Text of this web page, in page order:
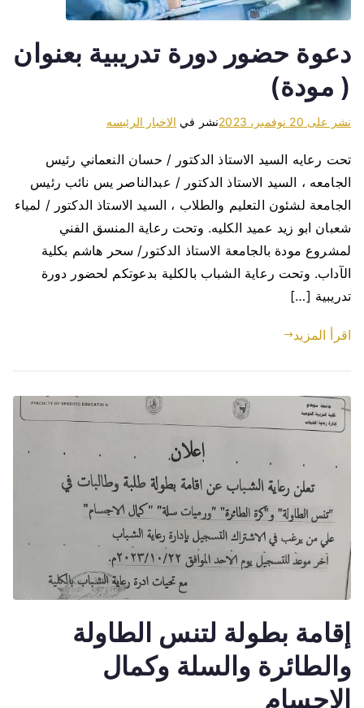
دعوة حضور دورة تدريبية بعنوان
( مودة)
نشر على 20 نوفمبر، 2023 نشر في الاخبار الرئيسه
تحت رعايه السيد الاستاذ الدكتور / حسان النعماني رئيس
الجامعه ، السيد الاستاذ الدكتور / عبدالناصر يس نائب رئيس
الجامعة لشئون التعليم والطلاب ، السيد الاستاذ الدكتور / لمياء
شعبان ابو زيد عميد الكليه. وتحت رعاية المنسق الفني
لمشروع مودة بالجامعة الاستاذ الدكتور/ سحر هاشم بكلية
الآداب. وتحت رعاية الشباب بالكلية بدعوتكم لحضور دورة
تدريبية […]
اقرأ المزيد
إقامة بطولة لتنس الطاولة
والطائرة والسلة وكمال
الاجسام